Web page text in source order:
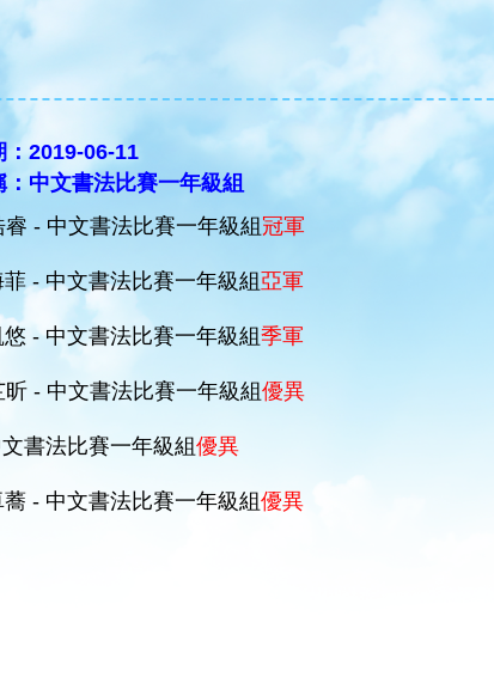
：2019-06-11
：中文書法比賽一年級組
睿 - 中文書法比賽一年級組 冠軍
- 中文書法比賽一年級組 亞軍
- 中文書法比賽一年級組季軍
昕 - 中文書法比賽一年級組優異
書法比賽一年級組優異
- 中文書法比賽一年級組優異